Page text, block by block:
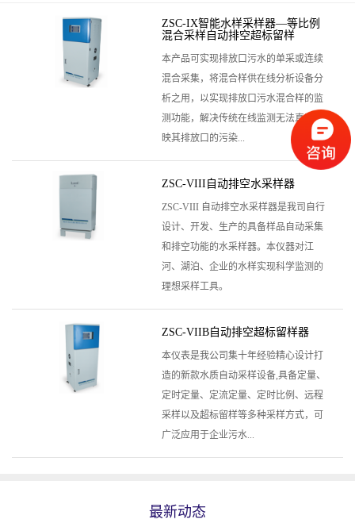
ZSC-IX智能水样采样器—等比例
混合采样自动排空超标留样
本产品可实现排放口污水的单采或连续
混合采集，将混合样供在线分析设备分
析之用，以实现排放口污水混合样的监
测功能，解决传统在线监测无法真实反
映其排放口的污染...
ZSC-VIII自动排空水采样器
ZSC-VIII 自动排空水采样器是我司自行
设计、开发、生产的具备样品自动采集
和排空功能的水采样器。本仪器对江
河、湖泊、企业的水样实现科学监测的
理想采样工具。
ZSC-VIIB自动排空超标留样器
本仪表是我公司集十年经验精心设计打
造的新款水质自动采样设备,具备定量、
定时定量、定流定量、定时比例、远程
采样以及超标留样等多种采样方式，可
广泛应用于企业污水...
最新动态